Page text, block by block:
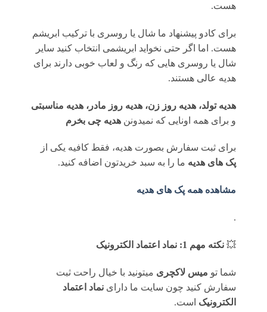
هست.
برای کادو پیشنهاد ما شال یا روسری با ترکیب ابریشم
هست. اما اگر حتی نخواید ابریشمی انتخاب کنید سایر
شال یا روسری هایی که رنگ و لعاب خوبی دارند برای
هدیه عالی هستند.
هدیه تولد، هدیه روز زن، هدیه روز مادر، هدیه مناسبتی
و برای همه اونایی که نمیدونن هدیه چی بخرم
برای ثبت سفارش بصورت هدیه، فقط کافیه یکی از
پک های هدیه ما را به سبد خریدتون اضافه کنید.
مشاهده همه پک های هدیه
.
💥 نکته مهم 1: نماد اعتماد الکترونیک
شما تو میس لاکچری میتونید با خیال راحت ثبت
سفارش کنید چون سایت ما دارای نماد اعتماد
الکترونیک است.